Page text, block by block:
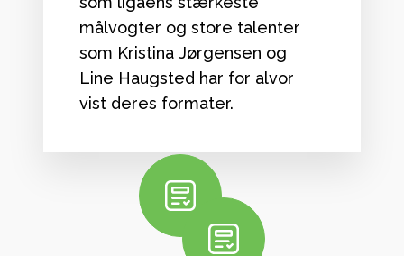
målvogter og store talenter
som Kristina Jørgensen og
Line Haugsted har for alvor
vist deres formater.